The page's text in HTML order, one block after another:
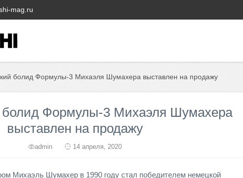
mag.ru
болид Формулы-3 Михаэля Шумахера выставлен на продажу
болид Формулы-3 Михаэля Шумахера
выставлен на продажу
admin 14 апреля, 2020
Михаэль Шумахер в 1990 году стал победителем немецкой